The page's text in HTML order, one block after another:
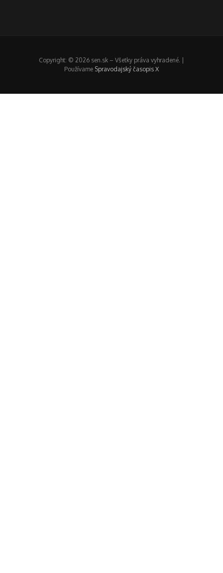
Copyright: © 2026 sen.sk – Všetky práva vyhradené. |
Používame Spravodajský časopis X